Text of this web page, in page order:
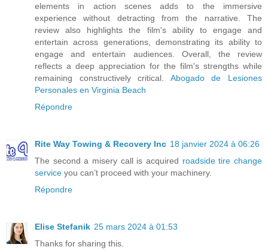
elements in action scenes adds to the immersive
experience without detracting from the narrative. The
review also highlights the film's ability to engage and
entertain across generations, demonstrating its ability to
engage and entertain audiences. Overall, the review
reflects a deep appreciation for the film's strengths while
remaining constructively critical. Abogado de Lesiones
Personales en Virginia Beach
Répondre
Rite Way Towing & Recovery Inc 18 janvier 2024 à 06:26
The second a misery call is acquired roadside tire change
service you can’t proceed with your machinery.
Répondre
Elise Stefanik 25 mars 2024 à 01:53
Thanks for sharing this.